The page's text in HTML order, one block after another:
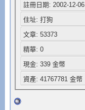
註冊日期: 2002-12-06
住址: 打狗
文章: 53373
精華: 0
現金: 339 金幣
資產: 41767781 金幣